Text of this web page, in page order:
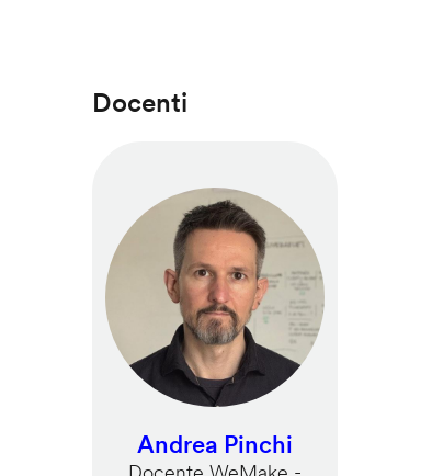
Docenti
Andrea Pinchi